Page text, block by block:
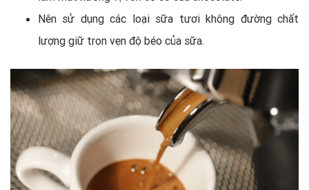
Nên sử dụng các loại sữa tươi không đường chất
lượng giữ trọn vẹn độ béo của sữa.